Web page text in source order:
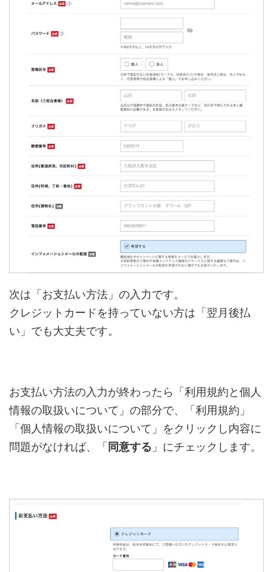
次は「お支払い方法」の入力です。
クレジットカードを持っていない方は「翌月後払
い」でも大丈夫です。
お支払い方法の入力が終わったら「利用規約と個人
情報の取扱いについて」の部分で、「利用規約」
「個人情報の取扱いについて」をクリックし内容に
問題がなければ、「 同意する 」にチェックします。